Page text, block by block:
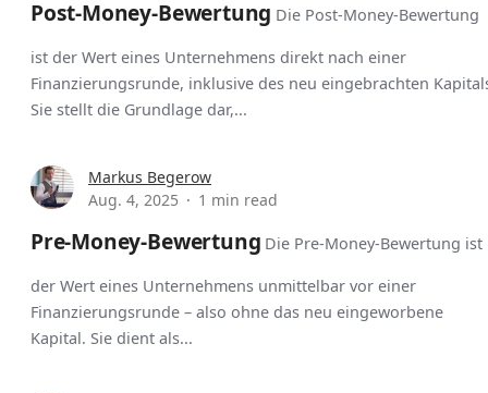
Post-Money-Bewertung Die Post-Money-Bewertung
ist der Wert eines Unternehmens direkt nach einer
Finanzierungsrunde, inklusive des neu eingebrachten
Sie stellt die Grundlage dar,...
Markus Begerow
Aug. 4, 2025
1 min read
Pre-Money-Bewertung Die Pre-Money-Bewertung ist
der Wert eines Unternehmens unmittelbar vor einer
Finanzierungsrunde – also ohne das neu eingeworbene
Kapital. Sie dient als...